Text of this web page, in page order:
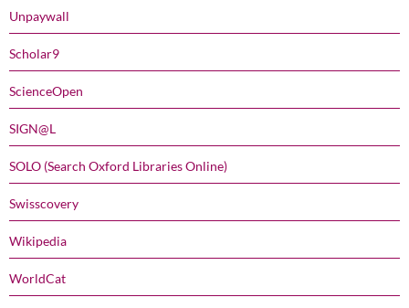
Unpaywall
Scholar9
ScienceOpen
SIGN@L
SOLO (Search Oxford Libraries Online)
Swisscovery
Wikipedia
WorldCat